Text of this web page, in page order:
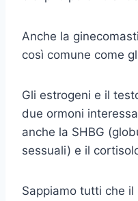
Anche la
così comune come
Gli estrogeni e il
due ormoni
anche la SHBG
sessuali) e il
Sappiamo tutti che